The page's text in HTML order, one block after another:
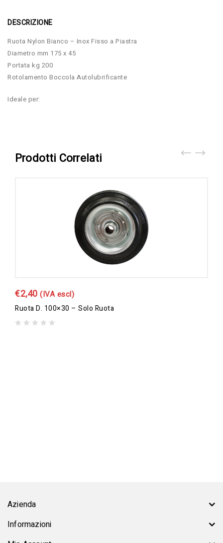
DESCRIZIONE
Ruota Nylon Bianco – Inox Fisso a Piastra
Diametro mm 175 x 45
Portata kg 200
Rotolamento Boccola Autolubrificante
Ideale per:
Prodotti Correlati
€2,40 (IVA escl)
Ruota D. 100×30 – Solo Ruota
Azienda
Informazioni